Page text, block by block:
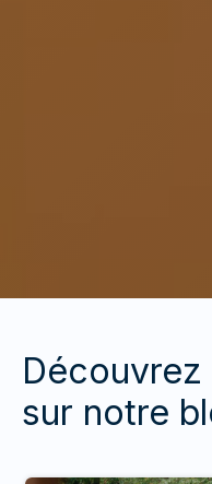
sur notre